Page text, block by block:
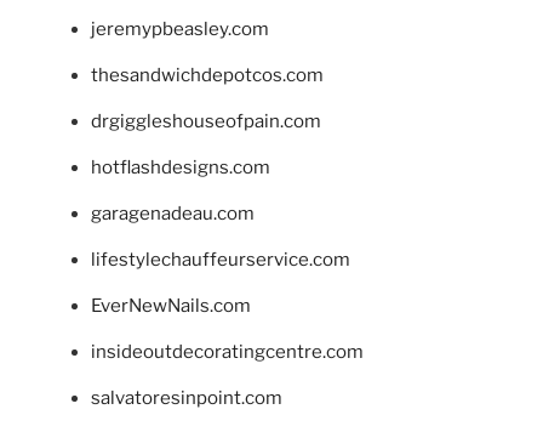
jeremypbeasley.com
thesandwichdepotcos.com
drgiggleshouseofpain.com
hotflashdesigns.com
garagenadeau.com
lifestylechauffeurservice.com
EverNewNails.com
insideoutdecoratingcentre.com
salvatoresinpoint.com